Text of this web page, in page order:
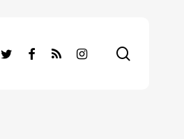
twitterfacebook
RSS instagram